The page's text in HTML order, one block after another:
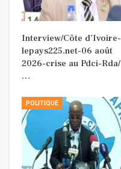
Interview/Côte d’Ivoire-
lepays225.net-06 août
2026-crise au Pdci-Rda/
…
POLITIQUE